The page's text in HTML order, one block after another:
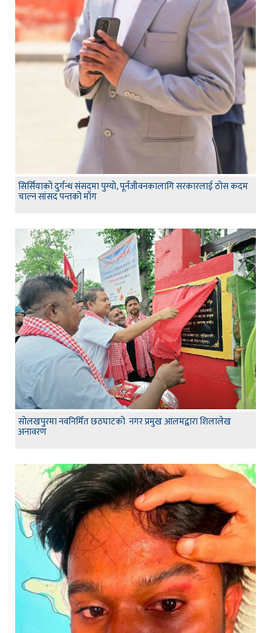
सिर्सियाको दुर्गन्ध संसदमा पुग्यो, पूर्नजीवनकालागि सरकारलाई ठोस कदम
चाल्न सांसद पन्तको माँग
सोलखपुरमा नवनिर्मित छठघाटको नगर प्रमुख आलमद्वारा शिलालेख
अनावरण